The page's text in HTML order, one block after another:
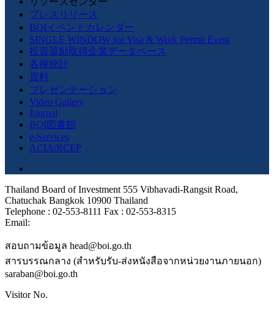
プレスリリース
BOIイベントカレンダー
SINGLE WINDOW for Visa & Work Permit Event
投資奨励取得企業データベース
各種統計
資料
プレゼンテーション
Video Gallery
Journal
BOI図書館
e-Services
ACIA/RCEP
Thailand Board of Investment 555 Vibhavadi-Rangsit Road,
Chatuchak Bangkok 10900 Thailand
Telephone : 02-553-8111 Fax : 02-553-8315
Email:
สอบถามข้อมูล head@boi.go.th
สารบรรณกลาง (สำหรับรับ-ส่งหนังสือจากหน่วยงานภายนอก)
saraban@boi.go.th
Visitor No.